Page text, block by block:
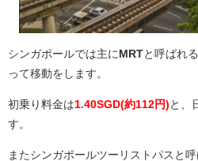
シンガポールでは主に MRTと呼ばれ
って移動をします。
初乗り料金は1.40SGD(約112円) と、
す。
またシンガポールツーリストパスと